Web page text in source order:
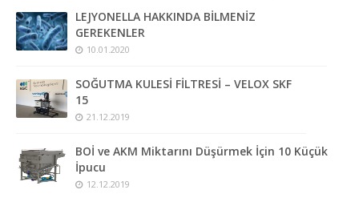
LEJYONELLA HAKKINDA BİLMENİZ
GEREKENLER
10.01.2020
SOĞUTMA KULESİ FİLTRESİ – VELOX SKF
15
21.12.2019
BOİ ve AKM Miktarını Düşürmek İçin 10 Küçük
İpucu
12.12.2019